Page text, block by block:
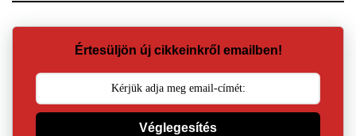
Értesüljön új cikkeinkről emailben!
Véglegesítés